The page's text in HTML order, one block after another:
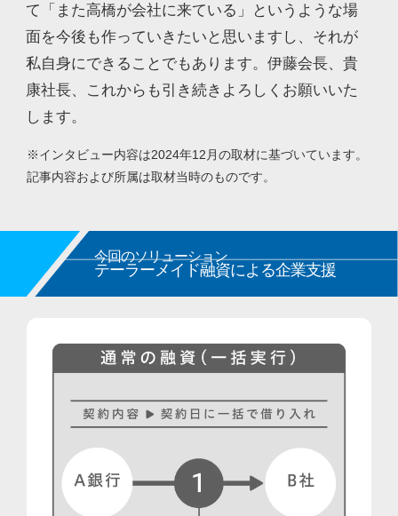
て「また高橋が会社に来ている」というような場
面を今後も作っていきたいと思いますし、それが
私自身にできることでもあります。伊藤会長、貴
康社長、これからも引き続きよろしくお願いいた
します。
※インタビュー内容は2024年12月の取材に基づいています。
記事内容および所属は取材当時のものです。
今回のソリューション
テーラーメイド融資による企業支援